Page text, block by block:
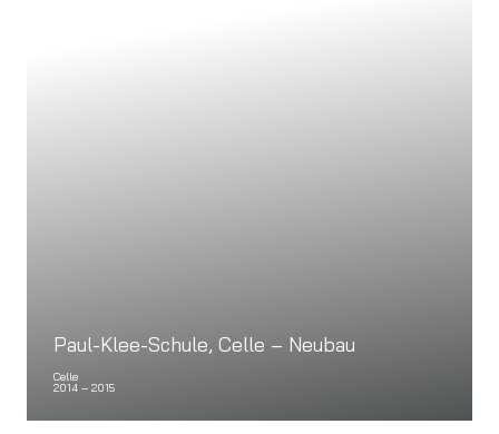
Paul-Klee-Schule, Celle – Neubau
Celle
2014 – 2015